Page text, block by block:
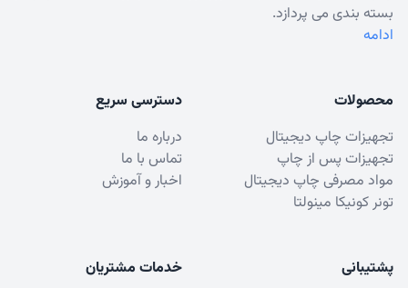
بسته بندی می پردازد.
ادامه
محصولات
تجهیزات چاپ دیجیتال
تجهیزات پس از چاپ
مواد مصرفی چاپ دیجیتال
تونر کونیکا مینولتا
دسترسی سریع
درباره ما
تماس با ما
اخبار و آموزش
پشتیبانی خدمات مشتریان